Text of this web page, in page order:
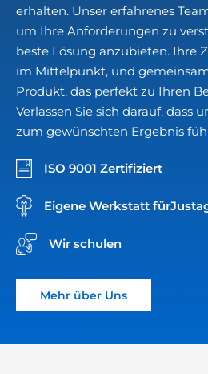
erhalten. Unser erfahrenes
um Ihre Anforderungen zu
beste Lösung anzubieten. Ihre
im Mittelpunkt, und
Produkt, das perfekt zu Ihren
Verlassen Sie sich darauf, dass
zum gewünschten Ergebnis
ISO 9001 Zertifiziert
Eigene Werkstatt für
Wir schulen
Mehr über Uns